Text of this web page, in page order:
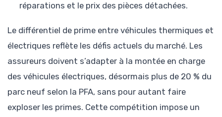
réparations et le prix des pièces détachées.
Le différentiel de prime entre véhicules thermiques et
électriques reflète les défis actuels du marché. Les
assureurs doivent s’adapter à la montée en charge
des véhicules électriques, désormais plus de 20 % du
parc neuf selon la PFA, sans pour autant faire
exploser les primes. Cette compétition impose un